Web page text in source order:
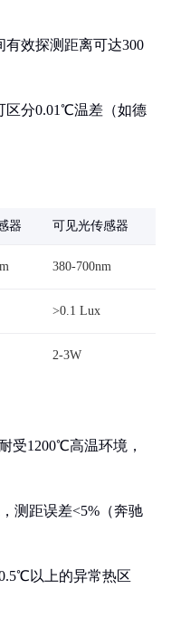
效探测距离可达300
区分0.01℃温差（如德
器 可见光传感器
380-700nm
>0.1 Lux
2-3W
受1200℃高温环境，
测距误差<5%（奔驰
以上的异常热区